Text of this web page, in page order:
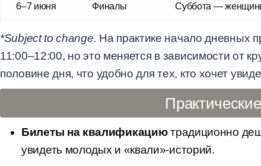
6–7 июня Финалы Суббота —
*Subject to change. На практике начало дневных
11:00–12:00, но это меняется в зависимости от
половине дня, что удобно для тех, кто хочет
Билеты на квалификациютрадиционно
увидеть молодых и «квали»-историй.